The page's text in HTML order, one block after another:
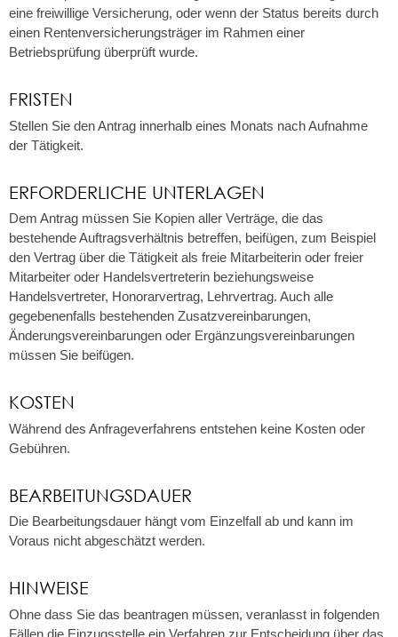
eine freiwillige Versicherung, oder wenn der Status bereits durch
einen Rentenversicherungsträger im Rahmen einer
Betriebsprüfung überprüft wurde.
FRISTEN
Stellen Sie den Antrag innerhalb eines Monats nach Aufnahme
der Tätigkeit.
ERFORDERLICHE UNTERLAGEN
Dem Antrag müssen Sie Kopien aller Verträge, die das
bestehende Auftragsverhältnis betreffen, beifügen, zum Beispiel
den Vertrag über die Tätigkeit als freie Mitarbeiterin oder freier
Mitarbeiter oder Handelsvertreterin beziehungsweise
Handelsvertreter, Honorarvertrag, Lehrvertrag. Auch alle
gegebenenfalls bestehenden Zusatzvereinbarungen,
Änderungsvereinbarungen oder Ergänzungsvereinbarungen
müssen Sie beifügen.
KOSTEN
Während des Anfrageverfahrens entstehen keine Kosten oder
Gebühren.
BEARBEITUNGSDAUER
Die Bearbeitungsdauer hängt vom Einzelfall ab und kann im
Voraus nicht abgeschätzt werden.
HINWEISE
Ohne dass Sie das beantragen müssen, veranlasst in folgenden
Fällen die Einzugsstelle ein Verfahren zur Entscheidung über das